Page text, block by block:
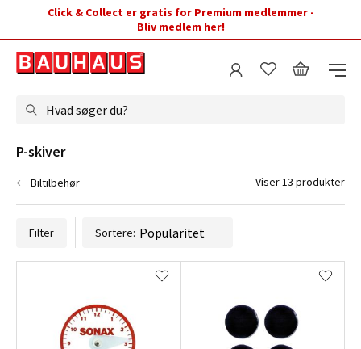
Click & Collect er gratis for Premium medlemmer -
Bliv medlem her!
Hvad søger du?
Filter Sortere:
P-skiver
Biltilbehør Viser 13 produkter